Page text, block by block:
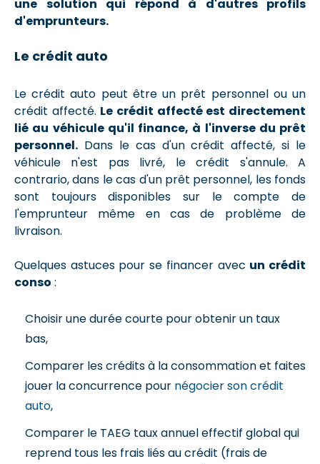
une solution qui répond à d'autres profils
d'emprunteurs.
Le crédit auto
Le crédit auto peut être un prêt personnel ou un
crédit affecté. Le crédit affecté est directement
lié au véhicule qu'il finance, à l'inverse du prêt
personnel. Dans le cas d'un crédit affecté, si le
véhicule n'est pas livré, le crédit s'annule. A
contrario, dans le cas d'un prêt personnel, les fonds
sont toujours disponibles sur le compte de
l'emprunteur même en cas de problème de
livraison.
Quelques astuces pour se financer avec un crédit
conso :
Choisir une durée courte pour obtenir un taux
bas,
Comparer les crédits à la consommation et faites
jouer la concurrence pour négocier son crédit
auto,
Comparer le TAEG taux annuel effectif global qui
reprend tous les frais liés au crédit (frais de